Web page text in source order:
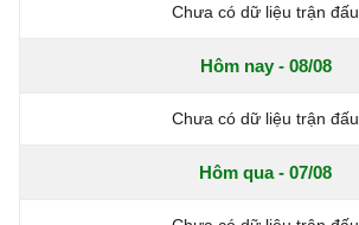
Chưa có dữ liệu trận đấu
Hôm nay - 08/08
Chưa có dữ liệu trận đấu
Hôm qua - 07/08